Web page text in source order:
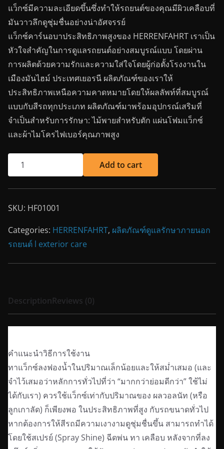
แว็กซ์มีความละเอียดขึ้นซึ่งทำให้รถยนต์ของคุณมีผิวเคลือบที่
มันวาวลึกดูชุ่มชื่นอย่างน่าอัศจรรย์
แว็กซ์คาร์นอบาประสิทธิภาพสูงของ HERRENFAHRT เราเป็น
หัวใจสำคัญในการดูแลรถยนต์อย่างสมบูรณ์แบบ โดยผ่าน
การผลิตด้วยความรักและความใส่ใจโดยผู้ก่อตั้งโรงงานใน
เมืองมันไฮม์ ประเทศเยอรนี ผลิตภัณฑ์ของเราให้
ประสิทธิภาพเหนือความคาดหมายโดยให้ผลลัพท์ที่สมบูรณ์
แบบกับสีรถทุกประเภท ผลิตภัณฑ์มาพร้อมอุปกรณ์เสริมที่
จำเป็นสำหรับการรักษา: ไม้พายสำหรับตัก แผ่นโฟมแว็กซ์
และผ้าไมโครไฟเบอร์คุณภาพสูง
Add to cart
SKU: HF01001
Categories: HERRENFAHRT, ผลิตภัณฑ์ดูแลรักษาภายนอก
รถยนต์ l exterior care
DescriptionReviews (0)
คำแนะนำวิธีการใช้งาน
ทาแว็กซ์ลงฟองน้ำในปริมาณเล็กน้อยและให้สม่ำเสมอ (และ
จำไว้เสมอว่าหลักการทั่วไปที่ว่า “มากกว่าย่อมดีกว่า” ใช้ไม่
ได้กับเรา) ควรใช้แว็กซ์เท่ากับปริมาณของ ผลวอลนัท (หรือ
ลูกเกาลัด) ก็เพียงพอ ในประสิทธิภาพที่สูง กับรถขนาดทั่วไป
หากต้องการให้สีรถมีความเงางามดูชุ่มชื่นขึ้น สามารถทำได้
โดยใช้สเปรย์ (Spray Shine) ฉีดพ่น ทา เคลือบ หลังจากที่ลง